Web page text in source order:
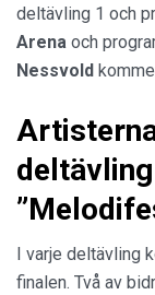
deltävling 1 och
Arena och
Nessvold
I varje deltävling
finalen. Två av